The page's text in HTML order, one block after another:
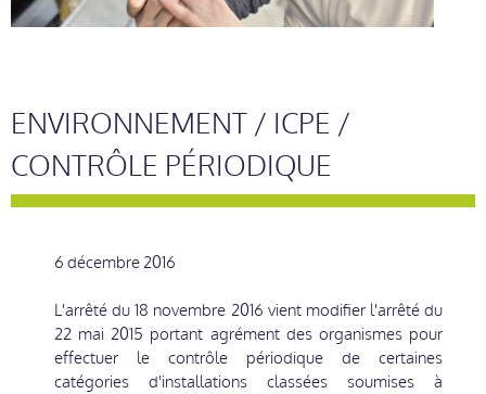
ENVIRONNEMENT / ICPE /
CONTRÔLE PÉRIODIQUE
6 décembre 2016
L'arrêté du 18 novembre 2016 vient modifier l'arrêté du
22 mai 2015 portant agrément des organismes pour
effectuer le contrôle périodique de certaines
catégories d'installations classées soumises à